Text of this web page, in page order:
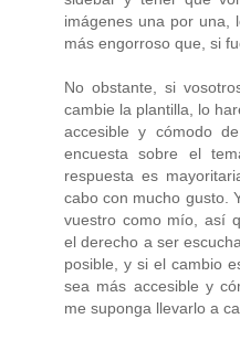
imágenes una por una,
más engorroso que, si
No obstante, si
cambie la plantilla, lo
accesible y cómodo
encuesta sobre el
respuesta es
cabo con mucho gusto.
vuestro como mío, así
el derecho a ser
posible, y si el cambio
sea más accesible y
me suponga llevarlo a